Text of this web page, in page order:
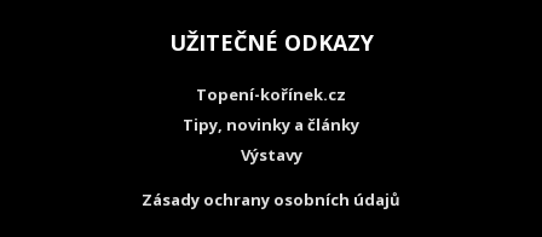
UŽITEČNÉ ODKAZY
Topení-kořínek.cz
Tipy, novinky a články
Výstavy
Zásady ochrany osobních údajů